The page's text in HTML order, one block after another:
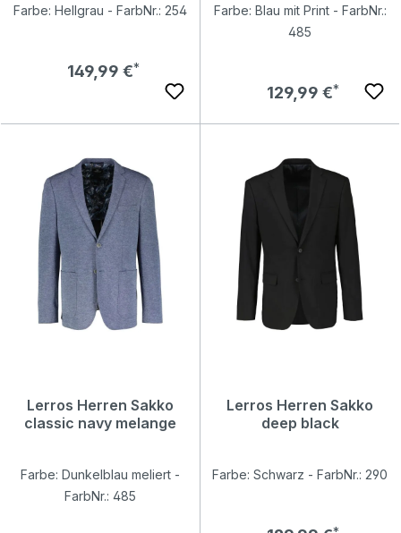
Farbe: Hellgrau - FarbNr.: 254
Regulärer Preis:
149,99 €
Farbe: Blau mit Print - FarbNr.:
485
Regulärer Preis:
129,99 €
Lerros Herren Sakko
classic navy melange
Farbe: Dunkelblau meliert -
FarbNr.: 485
Lerros Herren Sakko
deep black
Farbe: Schwarz - FarbNr.: 290